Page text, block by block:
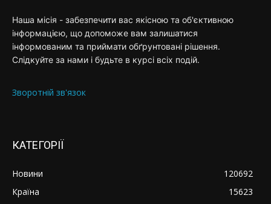
Наша місія - забезпечити вас якісною та об'єктивною
інформацією, що допоможе вам залишатися
інформованим та приймати обґрунтовані рішення.
Слідкуйте за нами і будьте в курсі всіх подій.
Зворотній зв'язок
КАТЕГОРІЇ
Новини
120692
Країна
15623